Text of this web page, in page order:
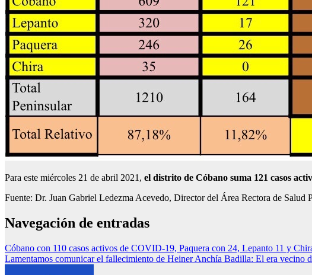
Para este miércoles 21 de abril 2021, el distrito de Cóbano suma 121 casos
Fuente: Dr. Juan Gabriel Ledezma Acevedo, Director del Área Rectora de Salud
Navegación de entradas
Cóbano con 110 casos activos de COVID-19, Paquera con 24, Lepanto 11 y
Lamentamos comunicar el fallecimiento de Heiner Anchía Badilla: El era vecino